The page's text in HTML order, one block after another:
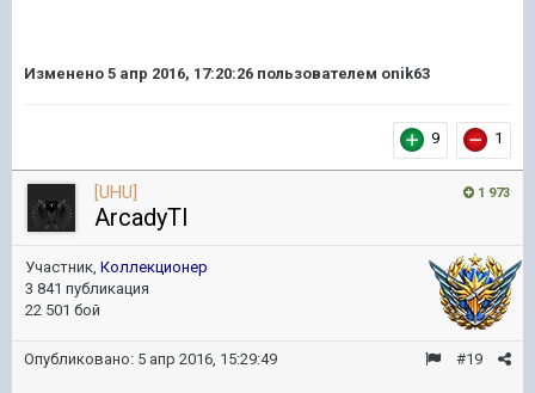
Изменено 5 апр 2016, 17:20:26 пользователем onik63
9 1
1 973
[UHU]
ArcadyTI
Участник, Коллекционер
3 841 публикация
22 501 бой
#19
Опубликовано: 5 апр 2016, 15:29:49